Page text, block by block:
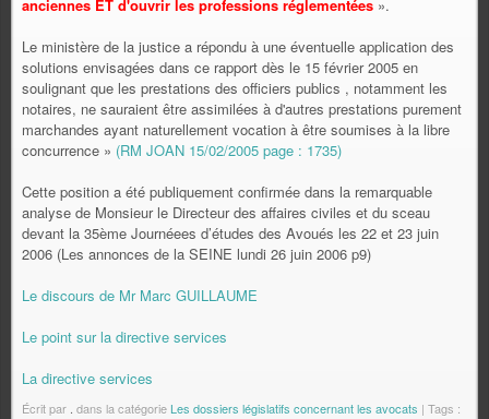
anciennes ET d'ouvrir les professions réglementées ».
Le ministère de la justice a répondu à une éventuelle application des
solutions envisagées dans ce rapport dès le 15 février 2005 en
soulignant que les prestations des officiers publics , notamment les
notaires, ne sauraient être assimilées à d'autres prestations purement
marchandes ayant naturellement vocation à être soumises à la libre
concurrence » (RM JOAN 15/02/2005 page : 1735)
Cette position a été publiquement confirmée dans la remarquable
analyse de Monsieur le Directeur des affaires civiles et du sceau
devant la 35ème Journéees d’études des Avoués les 22 et 23 juin
2006 (Les annonces de la SEINE lundi 26 juin 2006 p9)
Le discours de Mr Marc GUILLAUME
Le point sur la directive services
La directive services
Écrit par dans la catégorie Les dossiers législatifs concernant les avocats | Tags :